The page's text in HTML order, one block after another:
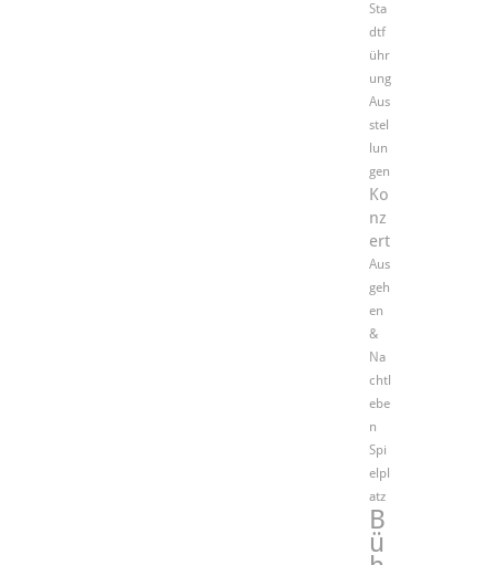
Sta
dtf
ühr
ung
Aus
stel
lun
gen
Ko
nz
ert
Aus
geh
en
&
Na
chtl
ebe
n
Spi
elpl
atz
B
ü